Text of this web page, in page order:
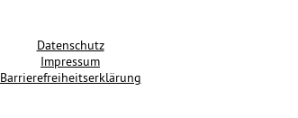
Datenschutz
Impressum
Barrierefreiheitserklärung